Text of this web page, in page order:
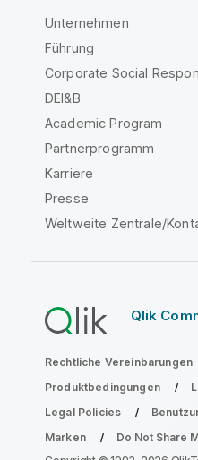
Unternehmen
Führung
Corporate Social
DEI&B
Academic Program
Partnerprogramm
Karriere
Presse
Weltweite Zentrale/
Qlik
Rechtliche Vereinbarungen
Produktbedingungen
Legal Policies
Marken
Do Not Share